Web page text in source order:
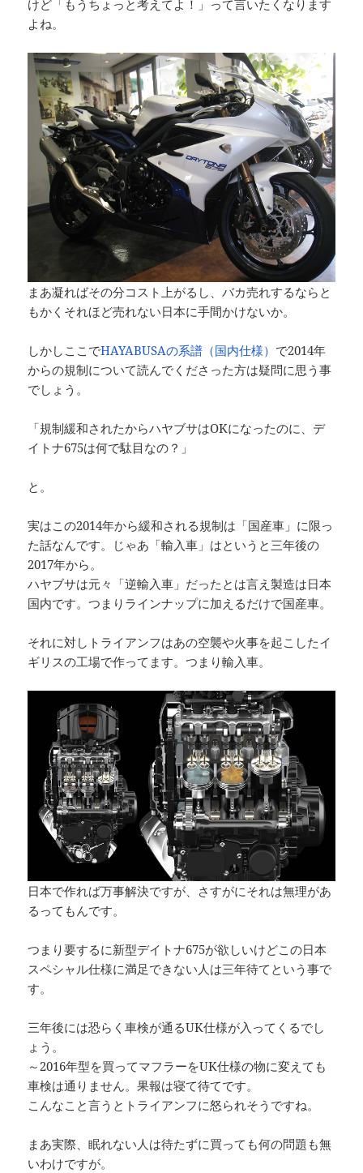
けど「もうちょっと考えてよ！」って言いたくなります
よね。
まあ凝ればその分コスト上がるし、バカ売れするならと
もかくそれほど売れない日本に手間かけないか。
しかしここでHAYABUSAの系譜（国内仕様） で2014年
からの規制について読んでくださった方は疑問に思う事
でしょう。
「規制緩和されたからハヤブサはOKになったのに、デ
イトナ675は何で駄目なの？」
と。
実はこの2014年から緩和される規制は「国産車」に限っ
た話なんです。じゃあ「輸入車」はというと三年後の
2017年から。
ハヤブサは元々「逆輸入車」だったとは言え製造は日本
国内です。つまりラインナップに加えるだけで国産車。
それに対しトライアンフはあの空襲や火事を起こしたイ
ギリスの工場で作ってます。つまり輸入車。
日本で作れば万事解決ですが、さすがにそれは無理があ
るってもんです。
つまり要するに新型デイトナ675が欲しいけどこの日本
スペシャル仕様に満足できない人は三年待てという事で
す。
三年後には恐らく車検が通るUK仕様が入ってくるでし
ょう。
～2016年型を買ってマフラーをUK仕様の物に変えても
車検は通りません。果報は寝て待てです。
こんなこと言うとトライアンフに怒られそうですね。
まあ実際、眠れない人は待たずに買っても何の問題も無
いわけですが。